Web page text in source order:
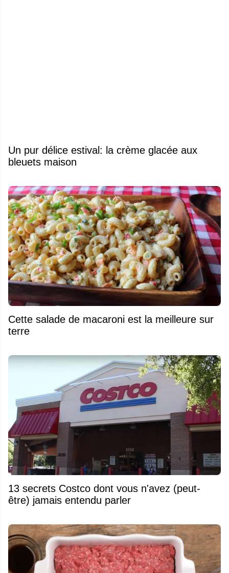
Un pur délice estival: la crème glacée aux
bleuets maison
Cette salade de macaroni est la meilleure sur
terre
13 secrets Costco dont vous n'avez (peut-
être) jamais entendu parler